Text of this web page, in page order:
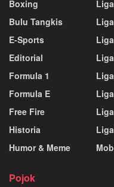
Boxing
Bulu Tangkis
E-Sports
Editorial
Formula 1
Formula E
Free Fire
Historia
Humor & Meme
Pojok